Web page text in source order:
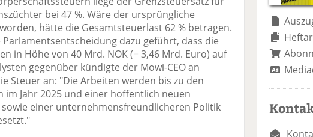
e
n
n e
bei 47 %. Wäre der ursprüngliche
hätte die Gesamtsteuerlast 62 % betragen.
Parlamentsentscheidung dazu geführt, dass die
in Höhe von 40 Mrd. NOK (= 3,46 Mrd. Euro) auf
gegenüber kündigte der Mowi-CEO an
Steuer an: "Die Arbeiten werden bis zu den
im Jahr 2025 und einer hoffentlich neuen
einer unternehmensfreundlicheren Politik